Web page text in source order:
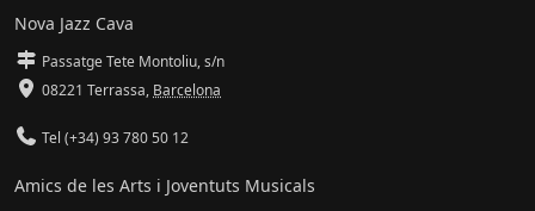
Nova Jazz Cava
Passatge Tete Montoliu, s/n
08221 Terrassa, Barcelona
Tel (+34) 93 780 50 12
Amics de les Arts i Joventuts Musicals